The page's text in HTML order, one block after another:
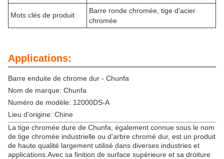
Mots clés de produit
Barre ronde chromée, tige d'acier
chromée
Applications:
Barre enduite de chrome dur - Chunfa
Nom de marque: Chunfa
Numéro de modèle: 12000DS-A
Lieu d'origine: Chine
La tige chromée dure de Chunfa, également connue sous le nom
de tige chromée industrielle ou d'arbre chromé dur, est un produit
de haute qualité largement utilisé dans diverses industries et
applications.Avec sa finition de surface supérieure et sa droiture